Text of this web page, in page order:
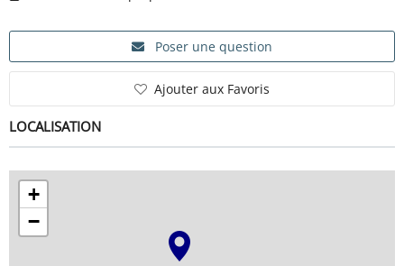
Poser une question
Ajouter aux Favoris
LOCALISATION
+
−